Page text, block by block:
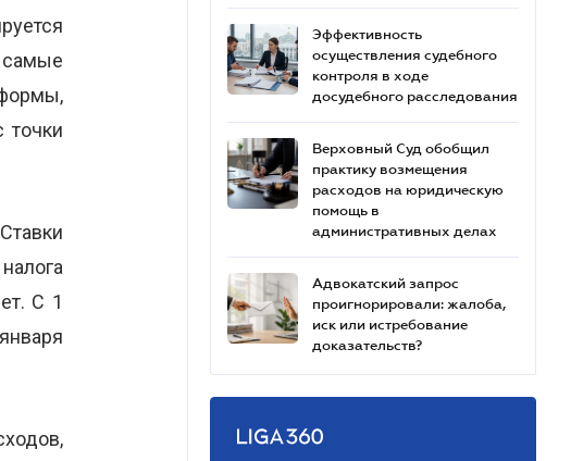
точки
С 1
Эффективность
осуществления судебного
контроля в ходе
досудебного расследования
Верховный Суд обобщил
практику возмещения
расходов на юридическую
помощь в
административных делах
Адвокатский запрос
проигнорировали: жалоба,
иск или истребование
доказательств?